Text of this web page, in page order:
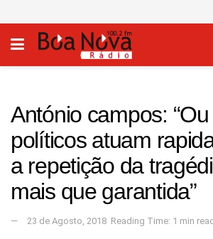
António campos:
políticos atuam
a repetição da
mais que garantida”
23 de Agosto, 2018 Reading Time: 1 min read